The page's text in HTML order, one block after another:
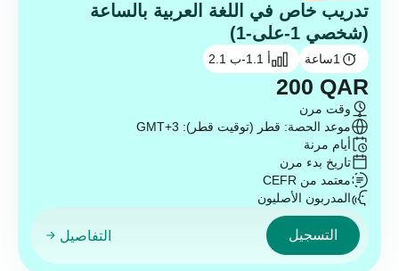
تدريب خاص في اللغة العربية بالساعة
(شخصي 1-على-1)
1ساعة أ 1.1-ب 2.1
200 QAR
وقت مرن
موعد الحصة: قطر (توقيت قطر): GMT+3
أيام مرنة
تاريخ بدء مرن
معتمد من CEFR
المدربون الأصليون
التسجيل التفاصيل